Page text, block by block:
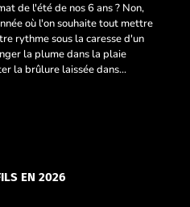
de l'été de nos 6 ans ? Non,
où l'on souhaite tout mettre
rythme sous la caresse d'un
la plume dans la plaie
la brûlure laissée dans...
EN 2026